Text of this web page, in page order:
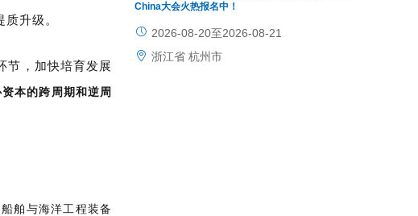
升级。
节，加快培育发展
本的跨周期和逆周
舶与海洋工程装备
China大会火热报名中！
2026-08-20至2026-08-21
浙江省 杭州市